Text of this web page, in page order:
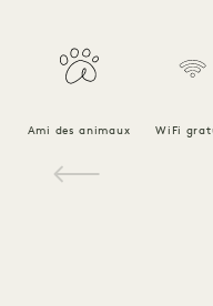
Ami des animaux WiFi